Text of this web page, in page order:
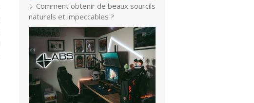
Comment obtenir de beaux sourcils
naturels et impeccables ?